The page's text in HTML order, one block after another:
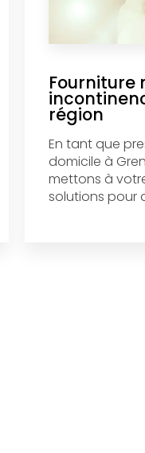
Fourniture
région
En tant que
domicile à
mettons à
solutions pour